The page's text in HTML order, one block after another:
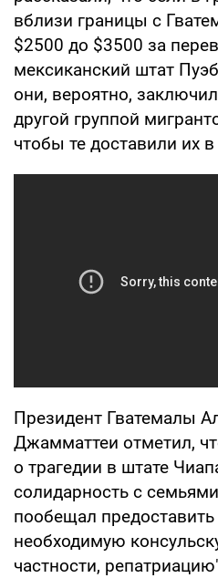
вблизи границы с
$2500 до $3500 за
мексиканский штат
они, вероятно,
другой группой
чтобы те доставили их
Президент Гватемалы
Джамматтеи отметил,
о трагедии в штате
солидарность с
пообещал
необходимую
частности,